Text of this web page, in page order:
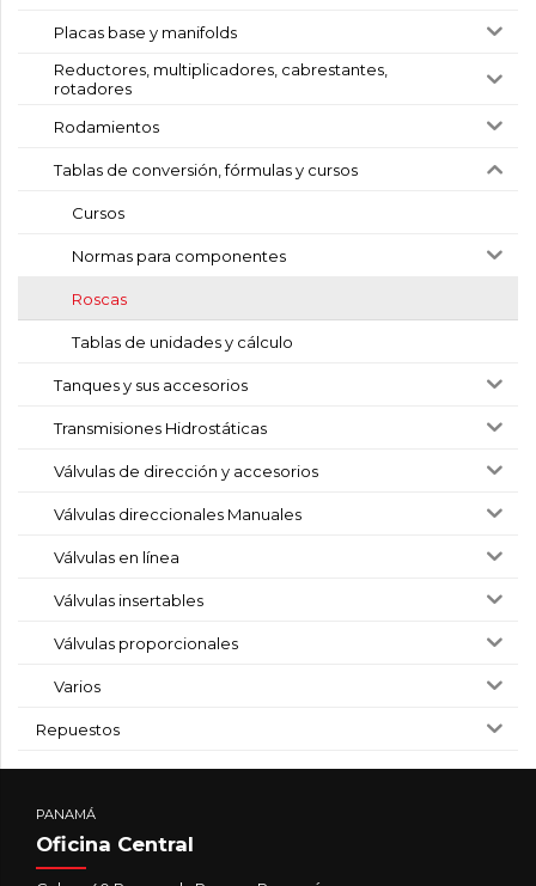
Placas base y manifolds
Reductores, multiplicadores, cabrestantes,
rotadores
Rodamientos
Tablas de conversión, fórmulas y cursos
Cursos
Normas para componentes
Roscas
Tablas de unidades y cálculo
Tanques y sus accesorios
Transmisiones Hidrostáticas
Válvulas de dirección y accesorios
Válvulas direccionales Manuales
Válvulas en línea
Válvulas insertables
Válvulas proporcionales
Varios
Repuestos
PANAMÁ
Oficina Central